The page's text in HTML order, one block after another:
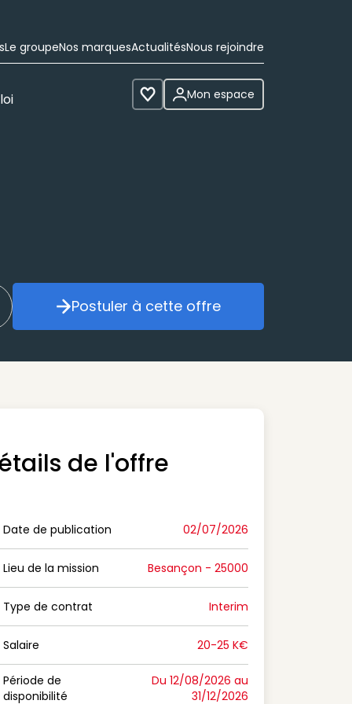
Le groupeNos marquesActualitésNous rejoindre
Voir les favoris
Mon espace
mon alerte Postuler à cette offre
Postuler à cette offre
de l'offre
Date de publication
Date de publication 02/07/2026
Lieu de la mission
Lieu de la mission Besançon - 25000
Type de contrat
Type de contrat Interim
Salaire
Salaire 20-25 K€
Période de
disponibilité
Du 12/08/2026 au
31/12/2026